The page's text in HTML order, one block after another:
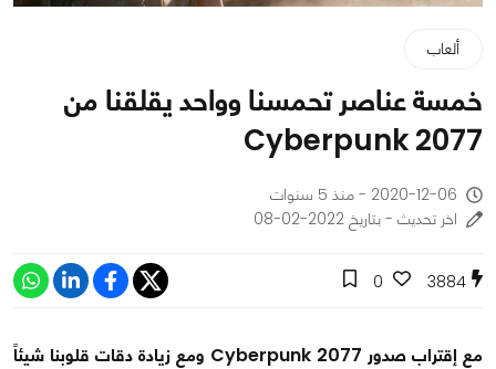
ألعاب
خمسة عناصر تحمسنا وواحد يقلقنا من
Cyberpunk 2077
2020-12-06 - منذ 5 سنوات
اخر تحديث - بتاريخ 2022-02-08
3884
0
مع إقتراب صدور Cyberpunk 2077 ومع زيادة دقات قلوبنا شيئاً